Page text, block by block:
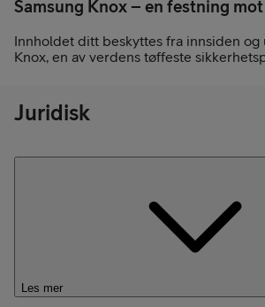
Samsung Knox – en festning
Innholdet ditt beskyttes fra innsiden og
Knox, en av verdens tøffeste
Juridisk
Les mer